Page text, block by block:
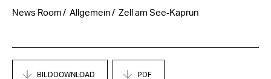
News Room Allgemein Zell am See‑Kaprun
BILDDOWNLOAD PDF